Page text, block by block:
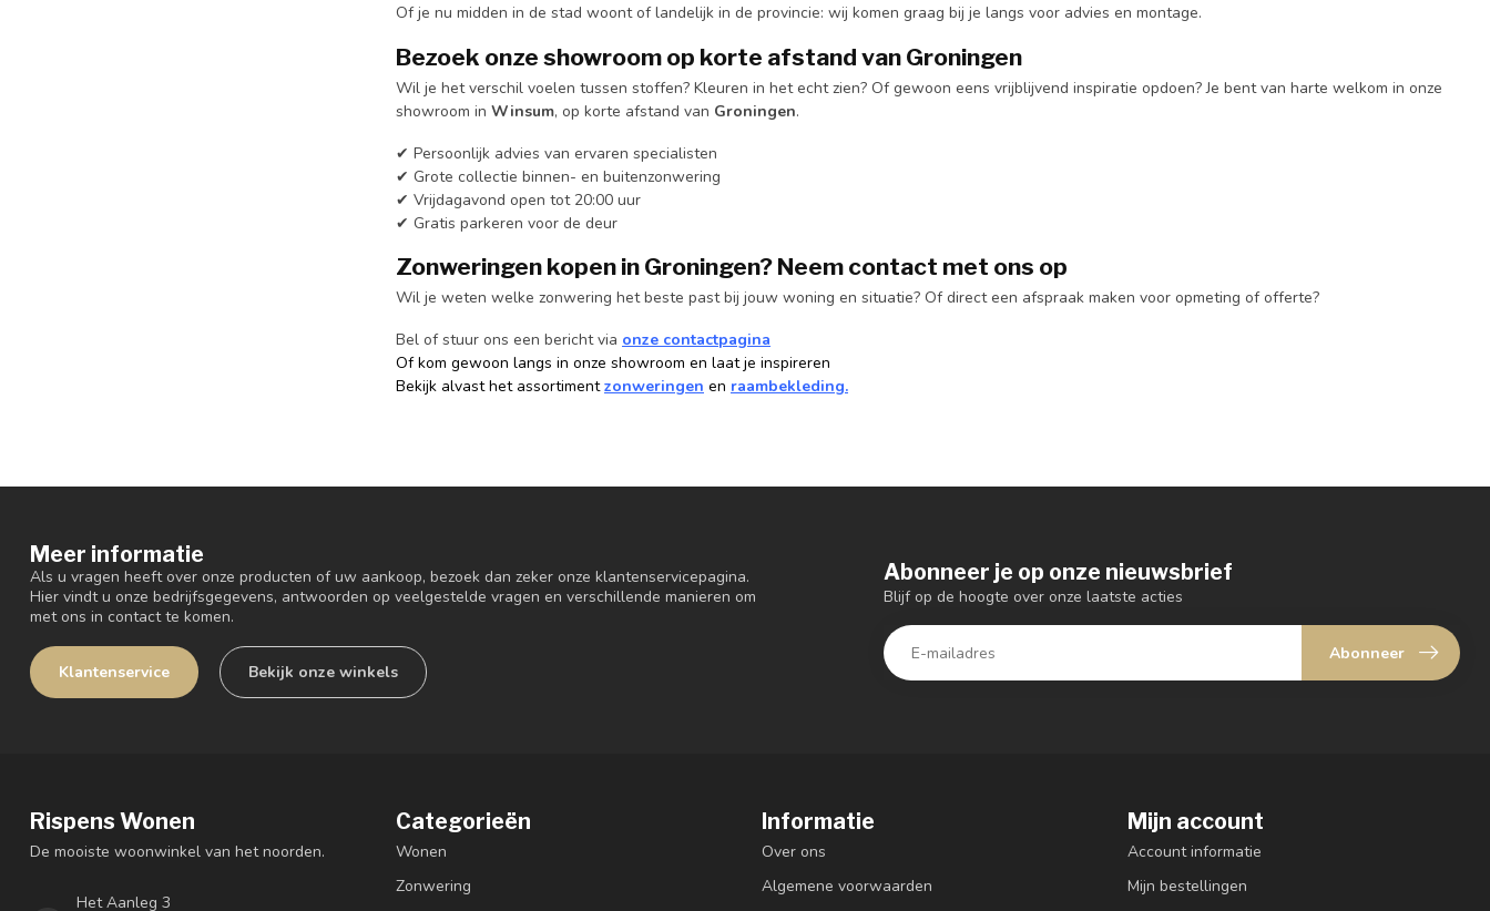
Of je nu midden in de stad woont of landelijk in de provincie: wij komen graag bij je langs voor advies en montage.
Bezoek onze showroom op korte afstand van Groningen
Wil je het verschil voelen tussen stoffen? Kleuren in het echt zien? Of gewoon eens vrijblijvend inspiratie opdoen? Je bent van harte welkom in onze
showroom in Winsum, op korte afstand van Groningen.
✔ Persoonlijk advies van ervaren specialisten
✔ Grote collectie binnen- en buitenzonwering
✔ Vrijdagavond open tot 20:00 uur
✔ Gratis parkeren voor de deur
Zonweringen kopen in Groningen? Neem contact met ons op
Wil je weten welke zonwering het beste past bij jouw woning en situatie? Of direct een afspraak maken voor opmeting of offerte?
Bel of stuur ons een bericht via onze contactpagina
Of kom gewoon langs in onze showroom en laat je inspireren
Bekijk alvast het assortimentzonweringen en raambekleding.
Meer informatie
Als u vragen heeft over onze producten of uw aankoop, bezoek dan zeker onze klantenservicepagina.
Hier vindt u onze bedrijfsgegevens, antwoorden op veelgestelde vragen en verschillende manieren om
met ons in contact te komen.
Klantenservice Bekijk onze winkels
Abonneer je op onze nieuwsbrief
Blijf op de hoogte over onze laatste acties
Abonneer
Rispens Wonen
De mooiste woonwinkel van het noorden.
Het Aanleg 3
Categorieën
Wonen
Zonwering
Informatie
Over ons
Algemene voorwaarden
Mijn account
Account informatie
Mijn bestellingen